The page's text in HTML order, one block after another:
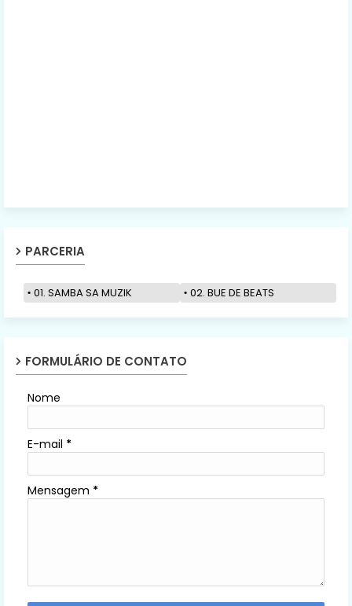
PARCERIA
01. SAMBA SA MUZIK 02. BUE DE BEATS
FORMULÁRIO DE CONTATO
Nome
E-mail *
Mensagem *